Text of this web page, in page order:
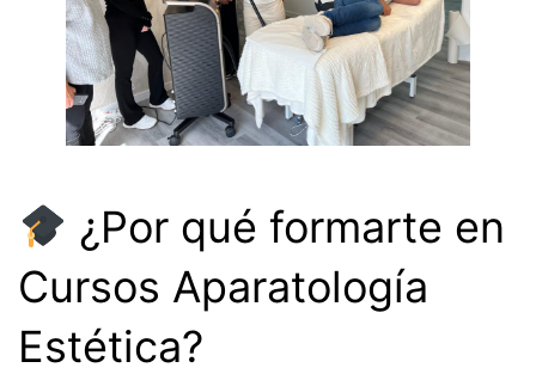
¿Por qué formarte en
Cursos Aparatología
Estética?